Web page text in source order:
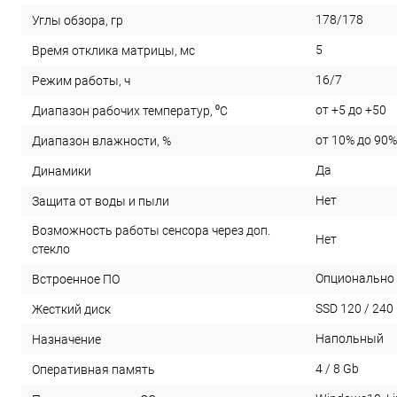
Углы обзора, гр 178/178
Время отклика матрицы, мс 5
Режим работы, ч 16/7
Диапазон рабочих температур, ⁰С от +5 до +50
Диапазон влажности, % от 10% до 90%
Динамики Да
Защита от воды и пыли Нет
Возможность работы сенсора через доп.
стекло
Нет
Встроенное ПО Опционально
Жесткий диск SSD 120 / 240
Назначение Напольный
Оперативная память 4 / 8 Gb